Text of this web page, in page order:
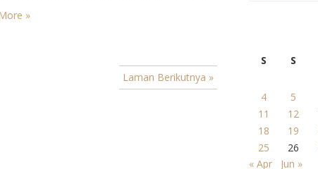
mewartakan Ke rajaan Allah dan mengajarkan
Di dalam penjara pun hatinya masih
»
Laman Berikutnya »
S
S
4
5
11
12
18
19
25
26
« Apr
Jun »